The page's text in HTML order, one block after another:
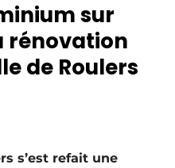
sur
rénovation
de Roulers
s’est refait une